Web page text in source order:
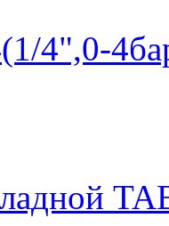
4",0-